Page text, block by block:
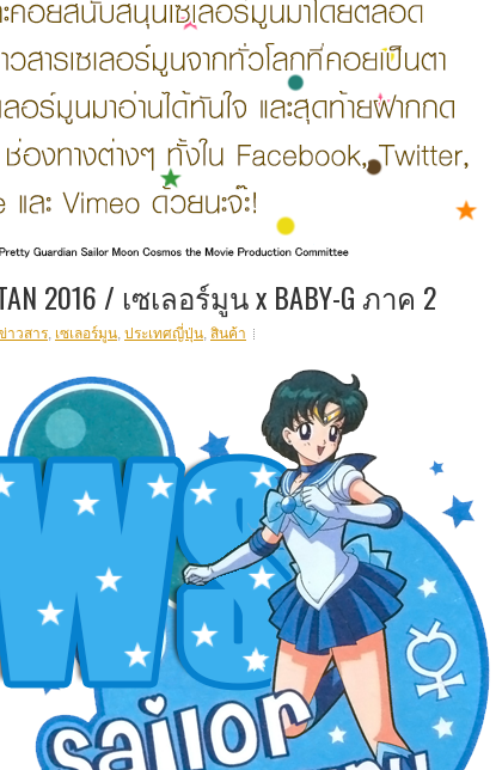
2016 / เซเลอร์มูน x BABY-G ภาค 2
าวสาร, เซเลอร์มูน, ประเทศญี่ปุ่น, สินค้า